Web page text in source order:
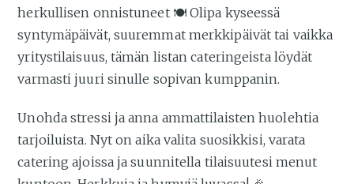
herkullisen onnistuneet 🍽️ Olipa kyseessä
syntymäpäivät, suuremmat merkkipäivät tai vaikka
yritystilaisuus, tämän listan cateringeista löydät
varmasti juuri sinulle sopivan kumppanin.
Unohda stressi ja anna ammattilaisten huolehtia
tarjoiluista. Nyt on aika valita suosikkisi, varata
catering ajoissa ja suunnitella tilaisuutesi menut